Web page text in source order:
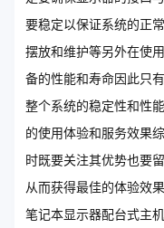
要稳定以保证系统的正
摆放和维护等另外在使
备的性能和寿命因此只
整个系统的稳定性和性
的使用体验和服务效果
时既要关注其优势也要
从而获得最佳的体验效
笔记本显示器配台式主